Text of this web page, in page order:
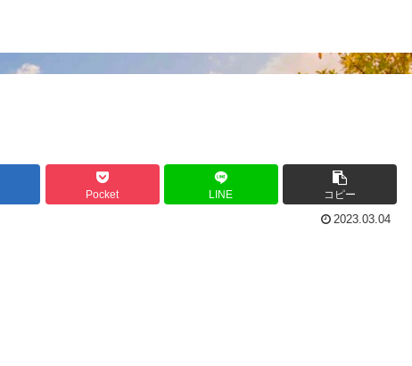
Pocket LINE コピー
2023.03.04